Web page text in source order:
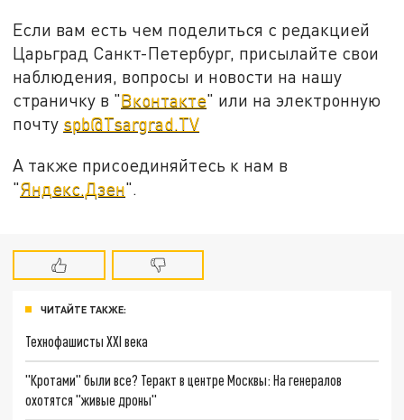
Если вам есть чем поделиться с редакцией
Царьград Санкт-Петербург, присылайте свои
наблюдения, вопросы и новости на нашу
страничку в "Вконтакте" или на электронную
почту spb@Tsargrad.TV
А также присоединяйтесь к нам в
"Яндекс.Дзен".
ЧИТАЙТЕ ТАКЖЕ:
Технофашисты XXI века
"Кротами" были все? Теракт в центре Москвы: На генералов
охотятся "живые дроны"